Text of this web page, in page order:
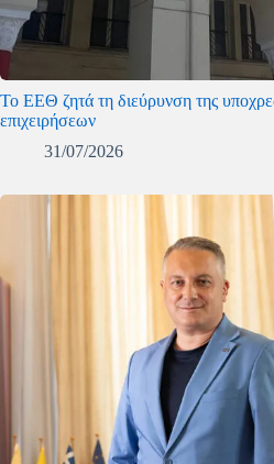
Το ΕΕΘ ζητά τη διεύρυνση της
επιχειρήσεων
31/07/2026